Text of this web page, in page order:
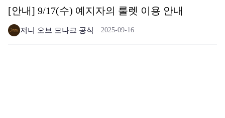
[안내] 9/17(수) 예지자의 룰렛 이용 안내
저니 오브 모나크 공식 2025-09-16